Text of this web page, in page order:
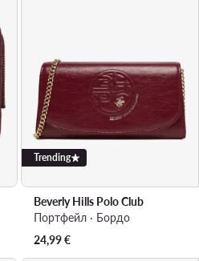
Trending
Beverly Hills Polo Club
Портфейл · Бордо
24,99€